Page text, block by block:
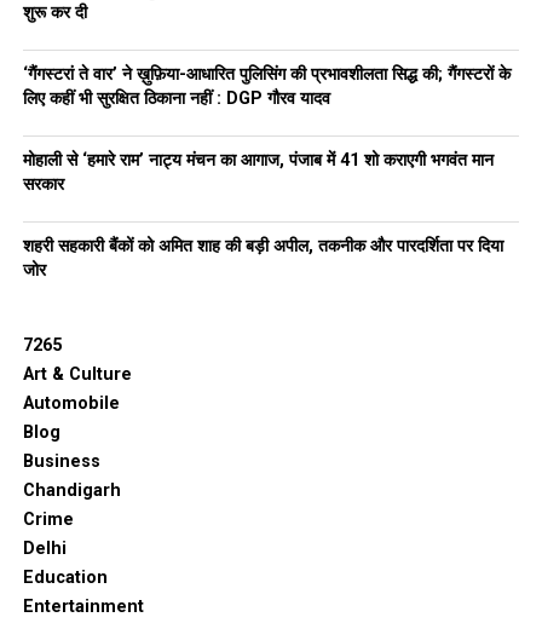
शुरू कर दी
‘गैंगस्टरां ते वार’ ने ख़ुफ़िया-आधारित पुलिसिंग की प्रभावशीलता सिद्ध की; गैंगस्टरों के
लिए कहीं भी सुरक्षित ठिकाना नहीं : DGP गौरव यादव
मोहाली से ‘हमारे राम’ नाट्य मंचन का आगाज, पंजाब में 41 शो कराएगी भगवंत मान
सरकार
शहरी सहकारी बैंकों को अमित शाह की बड़ी अपील, तकनीक और पारदर्शिता पर दिया
जोर
7265
Art & Culture
Automobile
Blog
Business
Chandigarh
Crime
Delhi
Education
Entertainment